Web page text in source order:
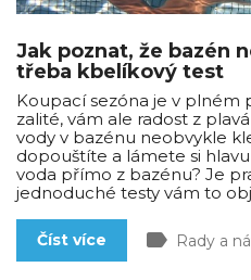
Jak poznat, že bazén
třeba kbelíkový test
Koupací sezóna je v plném
zalité, vám ale radost z
vody v bazénu neobvykle
dopouštíte a lámete si
voda přímo z bazénu? Je
jednoduché testy vám to
Číst více label Rady a